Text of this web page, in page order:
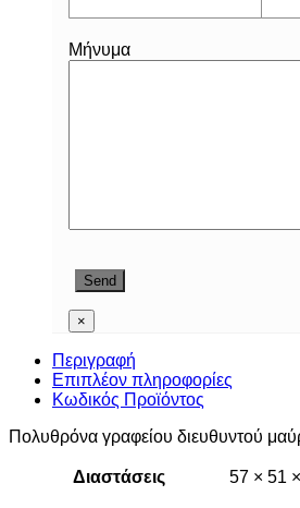
Μήνυμα
×
Περιγραφή
Επιπλέον πληροφορίες
Κωδικός Προϊόντος
Πολυθρόνα γραφείου διευθυντού
Διαστάσεις 57 × 51